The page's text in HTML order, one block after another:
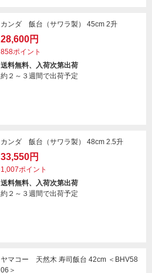
カンダ 飯台（サワラ製） 45cm 2升
28,600円
858ポイント
送料無料、入荷次第出荷
約２～３週間で出荷予定
カンダ 飯台（サワラ製） 48cm 2.5升
33,550円
1,007ポイント
送料無料、入荷次第出荷
約２～３週間で出荷予定
ヤマコー 天然木 寿司飯台 42cm ＜BHV58
06＞